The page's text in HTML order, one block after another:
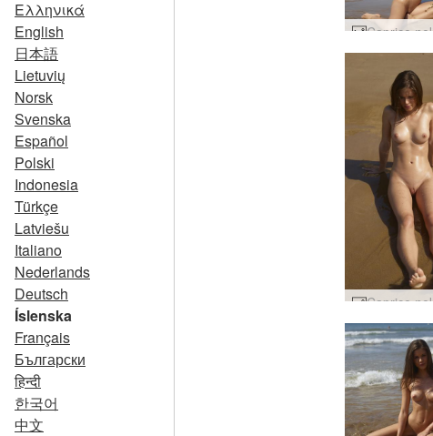
Ελληνικά
English
日本語
Lietuvių
Norsk
Svenska
Español
Polski
Indonesia
Türkçe
Latviešu
Italiano
Nederlands
Deutsch
Íslenska
Français
Български
हिन्दी
한국어
中文